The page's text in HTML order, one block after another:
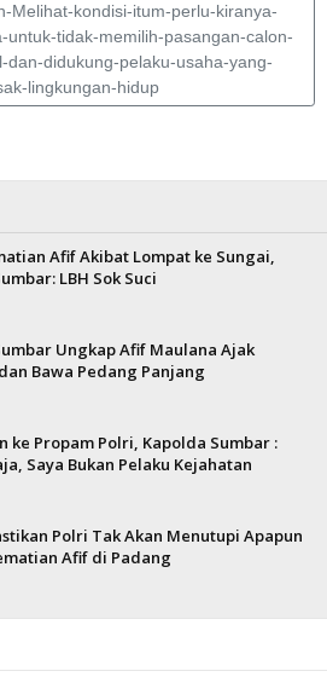
Melihat-kondisi-itum-perlu-kiranya-
untuk-tidak-memilih-pasangan-calon-
dan-didukung-pelaku-usaha-yang-
lingkungan-hidup
Afif Akibat Lompat ke Sungai,
LBH Sok Suci
Ungkap Afif Maulana Ajak
Bawa Pedang Panjang
ke Propam Polri, Kapolda Sumbar :
Saya Bukan Pelaku Kejahatan
Polri Tak Akan Menutupi Apapun
Afif di Padang